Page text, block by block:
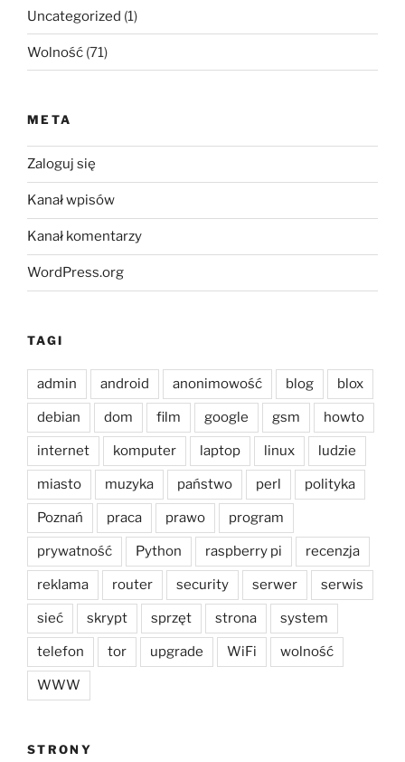
Uncategorized (1)
Wolność (71)
META
Zaloguj się
Kanał wpisów
Kanał komentarzy
WordPress.org
TAGI
admin android anonimowość blog blox
debian dom film google gsm howto
internet komputer laptop linux ludzie
miasto muzyka państwo perl polityka
Poznań praca prawo program
prywatność Python raspberry pi recenzja
reklama router security serwer serwis
sieć skrypt sprzęt strona system
telefon tor upgrade WiFi wolność
WWW
STRONY